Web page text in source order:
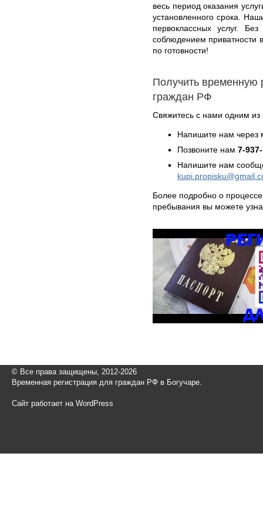
весь период оказания
установленного срока.
первоклассных услуг.
соблюдением приватности
по готовности!
Получить временную
граждан РФ
Свяжитесь с нами одним
Напишите нам через
Позвоните нам 7-
Напишите нам
Более подробно о
пребывания вы можете
© Все права защищены, 2012-2026
Временная регистрация для граждан РФ в Богучаре.
Сайт работает на WordPress